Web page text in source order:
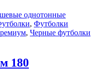
однотонные
, Футболки
, Черные футболки
180